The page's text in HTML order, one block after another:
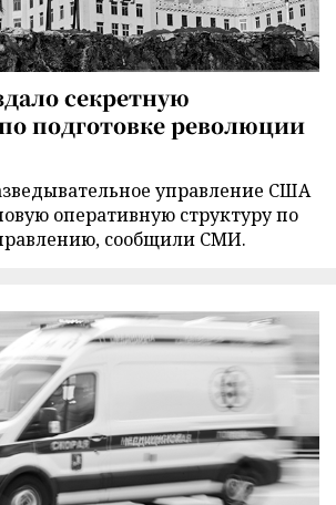
секретную
подготовке революции
управление США
оперативную структуру по
сообщили СМИ.